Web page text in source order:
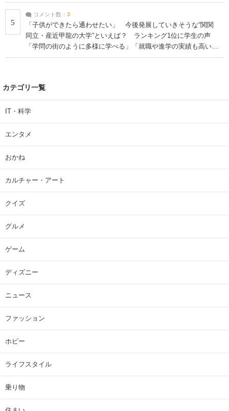
5
コメント数： 3
「子供ができたら通わせたい」 今後発展していきそうな“関関
同立・産近甲龍の大学”といえば？ ランキング1位に学生の声
「学問の街のように多様に学べる」「就職や進学の実績も高い」
| 大学 ねとらぼリサーチ
カテゴリ一覧
IT・科学
エンタメ
おかね
カルチャー・アート
クイズ
グルメ
ゲーム
ディズニー
ニュース
ファッション
ホビー
ライフスタイル
乗り物